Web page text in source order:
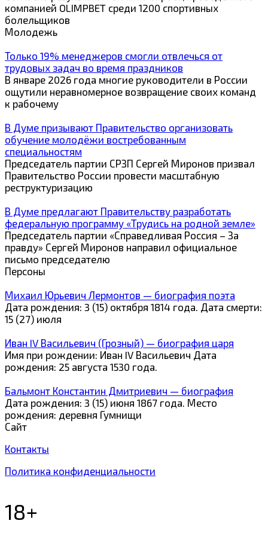
компанией OLIMPBET среди 1200 спортивных
болельщиков
Молодежь
Только 19% менеджеров смогли отвлечься от
трудовых задач во время праздников
В январе 2026 года многие руководители в России
ощутили неравномерное возвращение своих команд
к рабочему
В Думе призывают Правительство организовать
обучение молодёжи востребованным
специальностям
Председатель партии СРЗП Сергей Миронов призвал
Правительство России провести масштабную
реструктуризацию
В Думе предлагают Правительству разработать
федеральную программу «Трудись на родной земле»
Председатель партии «Справедливая Россия – За
правду» Сергей Миронов направил официальное
письмо председателю
Персоны
Михаил Юрьевич Лермонтов — биография поэта
Дата рождения: 3 (15) октября 1814 года. Дата смерти:
15 (27) июля
Иван IV Васильевич (Грозный) — биография царя
Имя при рождении: Иван IV Васильевич Дата
рождения: 25 августа 1530 года.
Бальмонт Константин Дмитриевич — биография
Дата рождения: 3 (15) июня 1867 года. Место
рождения: деревня Гумнищи
Сайт
Контакты
Политика конфиденциальности
18+